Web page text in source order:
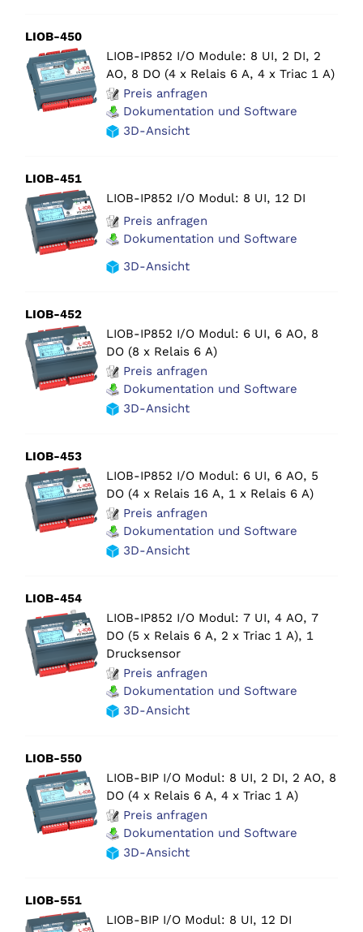
LIOB-450
LIOB-IP852 I/O Module: 8 UI, 2 DI, 2
AO, 8 DO (4 x Relais 6 A, 4 x Triac 1 A)
Preis anfragen
Dokumentation und Software
3D-Ansicht
LIOB-451
LIOB-IP852 I/O Modul: 8 UI, 12 DI
Preis anfragen
Dokumentation und Software
3D-Ansicht
LIOB-452
LIOB-IP852 I/O Modul: 6 UI, 6 AO, 8
DO (8 x Relais 6 A)
Preis anfragen
Dokumentation und Software
3D-Ansicht
LIOB-453
LIOB-IP852 I/O Modul: 6 UI, 6 AO, 5
DO (4 x Relais 16 A, 1 x Relais 6 A)
Preis anfragen
Dokumentation und Software
3D-Ansicht
LIOB-454
LIOB-IP852 I/O Modul: 7 UI, 4 AO, 7
DO (5 x Relais 6 A, 2 x Triac 1 A), 1
Drucksensor
Preis anfragen
Dokumentation und Software
3D-Ansicht
LIOB-550
LIOB-BIP I/O Modul: 8 UI, 2 DI, 2 AO, 8
DO (4 x Relais 6 A, 4 x Triac 1 A)
Preis anfragen
Dokumentation und Software
3D-Ansicht
LIOB-551
LIOB-BIP I/O Modul: 8 UI, 12 DI